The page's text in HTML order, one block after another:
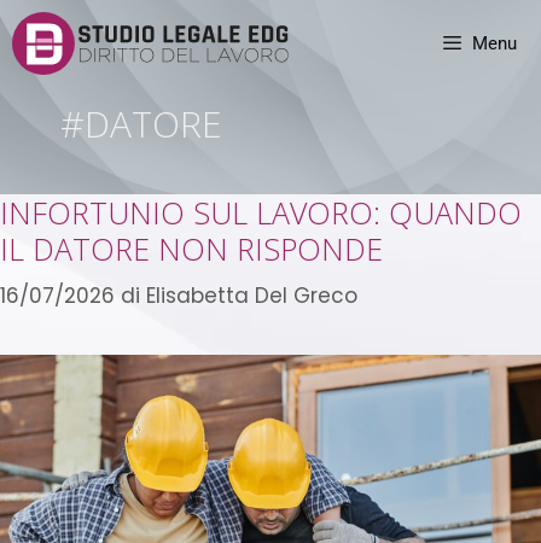
Menu
#DATORE
INFORTUNIO SUL LAVORO: QUANDO
IL DATORE NON RISPONDE
16/07/2026 di Elisabetta Del Greco